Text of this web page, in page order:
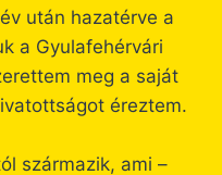
után hazatérve a
a Gyulafehérvári
meg a saját
éreztem.
származik, ami –